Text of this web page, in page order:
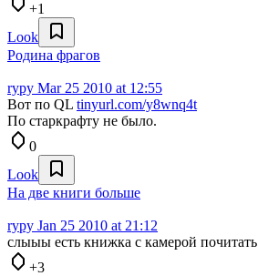
+1
Look
Родина фрагов
rypy Mar 25 2010 at 12:55
Вот по QL tinyurl.com/y8wnq4t
По старкрафту не было.
0
Look
На две книги больше
rypy Jan 25 2010 at 21:12
слыыы есть книжка с камерой почитать
+3